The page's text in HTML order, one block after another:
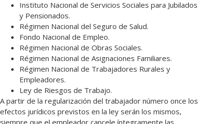
Instituto Nacional de Servicios Sociales para Jubilados
y Pensionados.
Régimen Nacional del Seguro de Salud.
Fondo Nacional de Empleo.
Régimen Nacional de Obras Sociales.
Régimen Nacional de Asignaciones Familiares.
Régimen Nacional de Trabajadores Rurales y
Empleadores.
Ley de Riesgos de Trabajo.
A partir de la regularización del trabajador número once los
efectos jurídicos previstos en la ley serán los mismos,